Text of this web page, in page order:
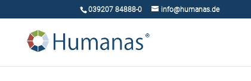
039207 84888-0 info@humanas.de